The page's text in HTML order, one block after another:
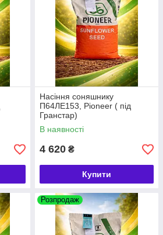
Насіння соняшнику
П64ЛЕ153, Pioneer ( під
Гранстар)
В наявності
4 620 ₴
Купити
Розпродаж